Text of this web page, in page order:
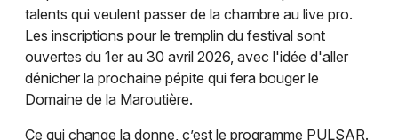
talents qui veulent passer de la chambre au live pro.
Les inscriptions pour le tremplin du festival sont
ouvertes du 1er au 30 avril 2026, avec l'idée d'aller
dénicher la prochaine pépite qui fera bouger le
Domaine de la Maroutière.
Ce qui change la donne, c’est le programme PULSAR.